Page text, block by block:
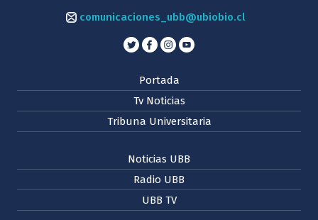
comunicaciones_ubb@ubiobio.cl
Portada
Tv Noticias
Tribuna Universitaria
Noticias UBB
Radio UBB
UBB TV